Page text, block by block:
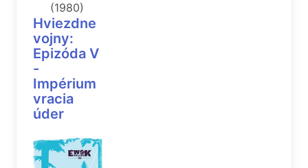
(1980)
Hviezdne
vojny:
Epizóda V
-
Impérium
vracia
úder